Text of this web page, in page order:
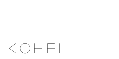
Ko hei